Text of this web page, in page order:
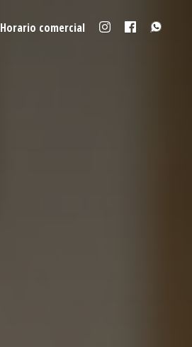
Horario comercial